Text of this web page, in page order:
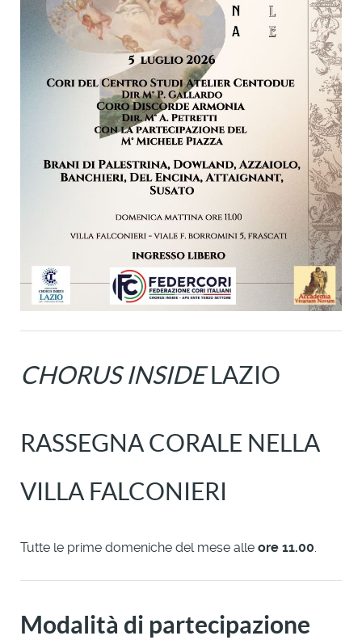
CHORUS INSIDELAZIO
RASSEGNA CORALE NELLA
VILLA FALCONIERI
Tutte le prime domeniche del mese alle ore 11.00.
Modalità di partecipazione